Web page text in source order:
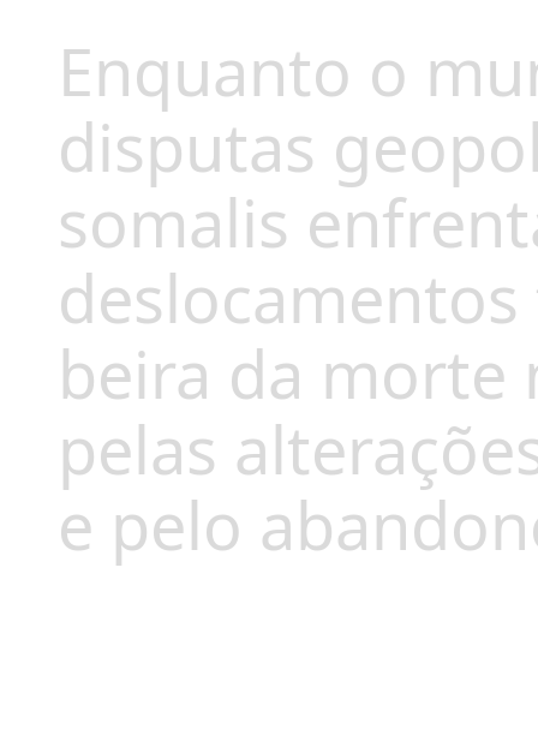
Enquanto o
disputas
somalis
beira da morte
pelas
e pelo